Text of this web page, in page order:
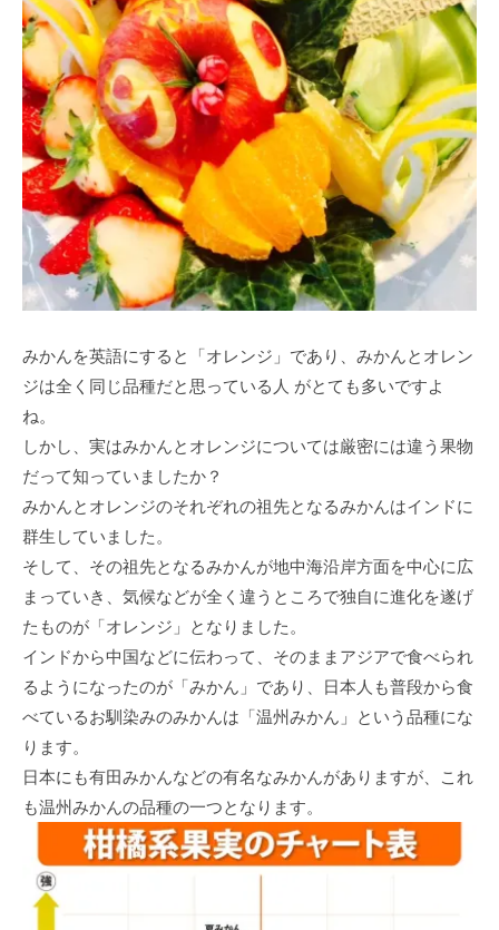
みかんを英語にすると「オレンジ」であり、みかんとオレン
ジは全く同じ品種だと思っている人 がとても多いですよ
ね。
しかし、実はみかんとオレンジについては厳密には違う果物
だって知っていましたか？
みかんとオレンジのそれぞれの祖先となるみかんはインドに
群生していました。
そして、その祖先となるみかんが地中海沿岸方面を中心に広
まっていき、気候などが全く違うところで独自に進化を遂げ
たものが「オレンジ」となりました。
インドから中国などに伝わって、そのままアジアで食べられ
るようになったのが「みかん」であり、日本人も普段から食
べているお馴染みのみかんは「温州みかん」という品種にな
ります。
日本にも有田みかんなどの有名なみかんがありますが、これ
も温州みかんの品種の一つとなります。